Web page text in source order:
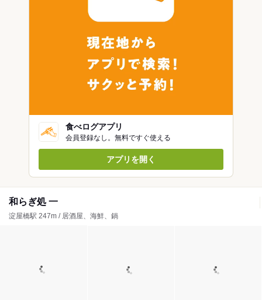
食べログアプリ
会員登録なし。無料ですぐ使える
アプリを開く
和らぎ処 一
淀屋橋駅 247m / 居酒屋、海鮮、鍋